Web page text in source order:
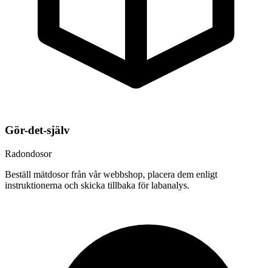
Gör-det-själv
Radondosor
Beställ mätdosor från vår webbshop, placera dem enligt
instruktionerna och skicka tillbaka för labanalys.